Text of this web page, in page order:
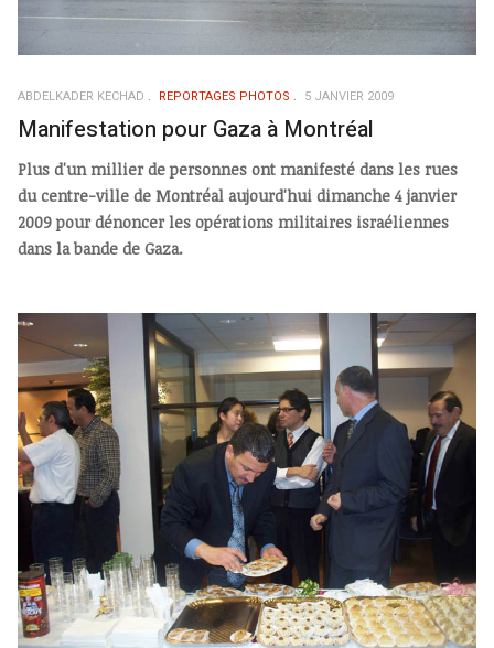
ABDELKADER KECHAD REPORTAGES PHOTOS 5 JANVIER 2009
Manifestation pour Gaza à Montréal
Plus d'un millier de personnes ont manifesté dans les rues
du centre-ville de Montréal aujourd'hui dimanche 4 janvier
2009 pour dénoncer les opérations militaires israéliennes
dans la bande de Gaza.